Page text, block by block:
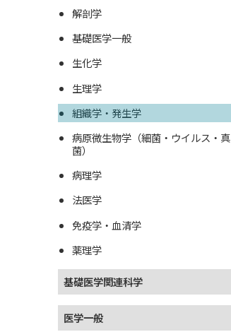
解剖学
基礎医学一般
生化学
生理学
組織学・発生学
病原微生物学（細菌・ウイルス・真
菌）
病理学
法医学
免疫学・血清学
薬理学
基礎医学関連科学
医学一般